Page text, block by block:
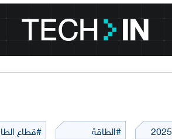
#الطاقة #قطاع